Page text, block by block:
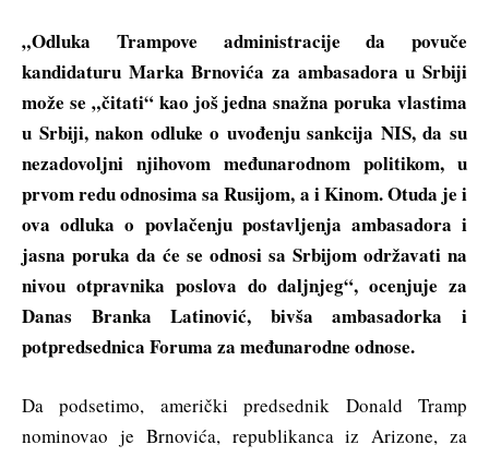
„Odluka Trampove administracije da povuče
kandidaturu Marka Brnovića za ambasadora u Srbiji
može se „čitati“ kao još jedna snažna poruka vlastima
u Srbiji, nakon odluke o uvođenju sankcija NIS, da su
nezadovoljni njihovom međunarodnom politikom, u
prvom redu odnosima sa Rusijom, a i Kinom. Otuda je i
ova odluka o povlačenju postavljenja ambasadora i
jasna poruka da će se odnosi sa Srbijom održavati na
nivou otpravnika poslova do daljnjeg“, ocenjuje za
Danas Branka Latinović, bivša ambasadorka i
potpredsednica Foruma za međunarodne odnose.
Da podsetimo, američki predsednik Donald Tramp
nominovao je Brnovića, republikanca iz Arizone, za